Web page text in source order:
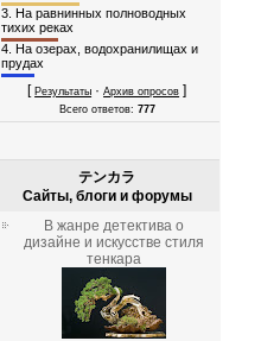
3. На равнинных полноводных
тихих реках
4. На озерах, водохранилищах и
прудах
[Результаты ·Архив опросов ]
Всего ответов: 777
テンカラ
Сайты, блоги и форумы
В жанре детектива о
дизайне и искусстве стиля
тенкара